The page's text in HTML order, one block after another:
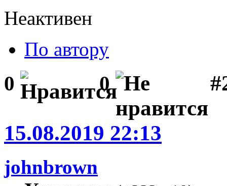
Неактивен
По автору
0 0
15.08.2019 22:13
johnbrown